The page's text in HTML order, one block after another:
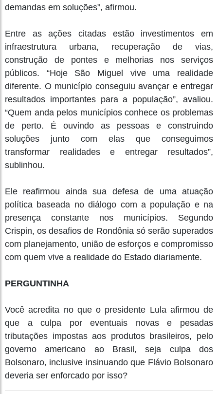
demandas em soluções”, afirmou.
Entre as ações citadas estão investimentos em
infraestrutura urbana, recuperação de vias,
construção de pontes e melhorias nos serviços
públicos. “Hoje São Miguel vive uma realidade
diferente. O município conseguiu avançar e entregar
resultados importantes para a população”, avaliou.
“Quem anda pelos municípios conhece os problemas
de perto. É ouvindo as pessoas e construindo
soluções junto com elas que conseguimos
transformar realidades e entregar resultados”,
sublinhou.
Ele reafirmou ainda sua defesa de uma atuação
política baseada no diálogo com a população e na
presença constante nos municípios. Segundo
Crispin, os desafios de Rondônia só serão superados
com planejamento, união de esforços e compromisso
com quem vive a realidade do Estado diariamente.
PERGUNTINHA
Você acredita no que o presidente Lula afirmou de
que a culpa por eventuais novas e pesadas
tributações impostas aos produtos brasileiros, pelo
governo americano ao Brasil, seja culpa dos
Bolsonaro, inclusive insinuando que Flávio Bolsonaro
deveria ser enforcado por isso?